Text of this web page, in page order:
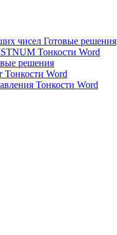
чисел Готовые решения
Тонкости Word
решения
Тонкости Word
Тонкости Word